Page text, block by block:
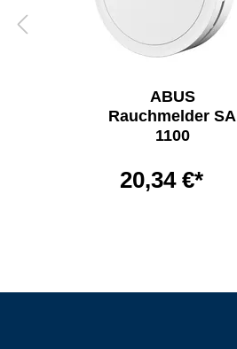
ABUS
Rauchmelder SA
1100
20,34 €*